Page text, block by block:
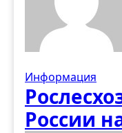
Информация
России